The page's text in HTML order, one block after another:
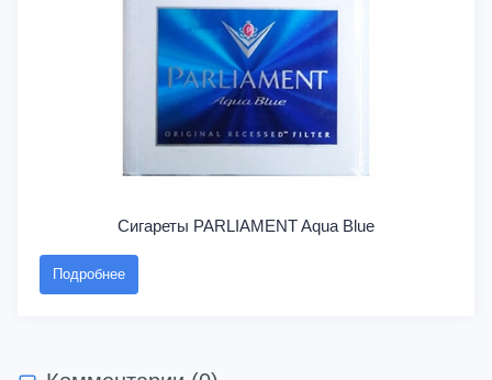
Сигареты PARLIAMENT Aqua Blue
Подробнее